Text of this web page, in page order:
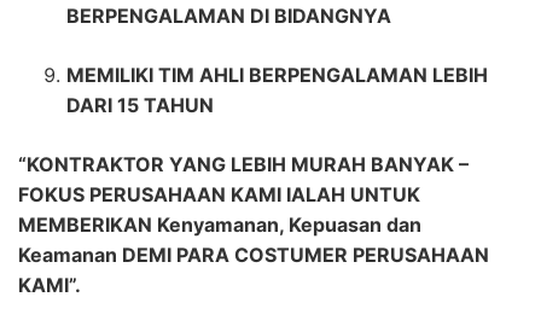
BERPENGALAMAN DI BIDANGNYA
MEMILIKI TIM AHLI BERPENGALAMAN LEBIH
DARI 15 TAHUN
“KONTRAKTOR YANG LEBIH MURAH BANYAK –
FOKUS PERUSAHAAN KAMI IALAH UNTUK
MEMBERIKAN Kenyamanan, Kepuasan dan
Keamanan DEMI PARA COSTUMER PERUSAHAAN
KAMI”.